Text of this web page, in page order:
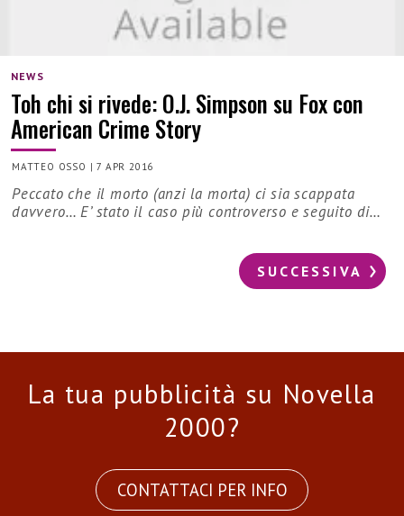
NEWS
Toh chi si rivede: O.J. Simpson su Fox con
American Crime Story
MATTEO OSSO |7 APR 2016
Peccato che il morto (anzi la morta) ci sia scappata
davvero… E’ stato il caso più controverso e seguito di…
SUCCESSIVA
La tua pubblicità su Novella
2000?
CONTATTACI PER INFO